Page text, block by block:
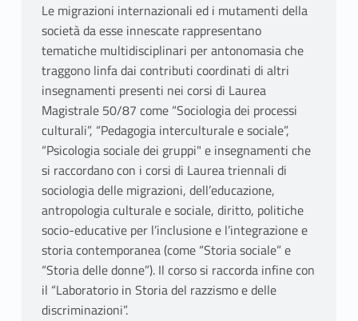
Le migrazioni internazionali ed i mutamenti della
società da esse innescate rappresentano
tematiche multidisciplinari per antonomasia che
traggono linfa dai contributi coordinati di altri
insegnamenti presenti nei corsi di Laurea
Magistrale 50/87 come “Sociologia dei processi
culturali”, “Pedagogia interculturale e sociale”,
“Psicologia sociale dei gruppi" e insegnamenti che
si raccordano con i corsi di Laurea triennali di
sociologia delle migrazioni, dell’educazione,
antropologia culturale e sociale, diritto, politiche
socio-educative per l’inclusione e l’integrazione e
storia contemporanea (come “Storia sociale” e
“Storia delle donne”). Il corso si raccorda infine con
il “Laboratorio in Storia del razzismo e delle
discriminazioni”.